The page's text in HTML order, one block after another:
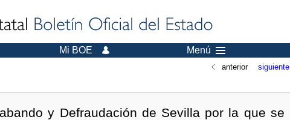
Mi BOE Menú
anterior siguiente
y Defraudación de Sevilla por la que se